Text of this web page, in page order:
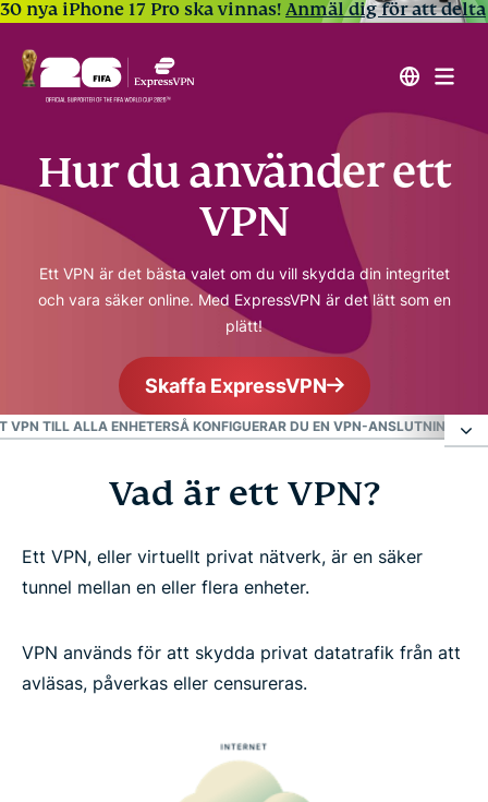
30 nya iPhone 17 Pro ska vinnas!Anmäl dig för att delta
Hur du använder ett
VPN
Ett VPN är det bästa valet om du vill skydda din integritet
och vara säker online. Med ExpressVPN är det lätt som en
plätt!
Skaffa ExpressVPN
VPN TILL ALLA ENHETERSÅ KONFIGUERAR DU EN VPN-ANSLUTNING
Vad är ett VPN?
Så använder du ett VPN i 3 enkla steg:
Så konfiguerar du en VPN-anslutning
Vad är ett VPN?
Ett VPN, eller virtuellt privat nätverk, är en säker
tunnel mellan en eller flera enheter.
VPN används för att skydda privat datatrafik från att
avläsas, påverkas eller censureras.